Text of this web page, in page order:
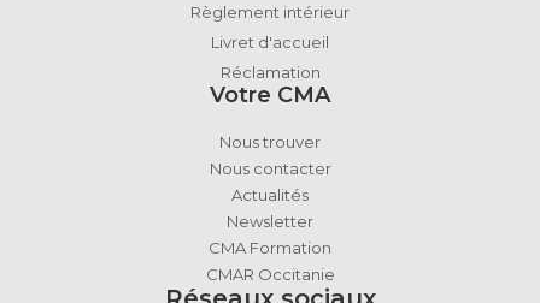
Règlement intérieur
Livret d'accueil
Réclamation
Votre CMA
Nous trouver
Nous contacter
Actualités
Newsletter
CMA Formation
CMAR Occitanie